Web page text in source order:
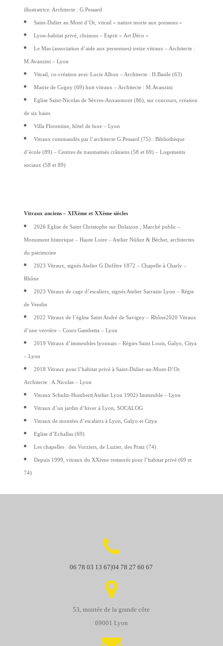
illustratrice. Architecte : G.Pessard
Saint-Didier au Mont d’Or, vitrail « nature morte aux poissons »
Lyon-habitat privé, cloisons – Esprit « Art Déco »
Le Mas (association d’aide aux personnes) treize vitraux – Architecte :
M.Avanzini – Lyon
Vitrail, co-création avec Lucie Albon – Architecte : H.Basile (63)
Mairie de Cogny (69) huit vitraux – Architecte : M.Avanzini
Eglise Saint-Nicolas de Sèvres-Anxaumont (86), sur concours, création
de six baies
Villa Florentine, hôtel de luxe – Lyon
Vitraux commandés par l’architecte G.Pessard (75) : Bibliothèque
d’école (89) – Centres de traumatisés crâniens (58 et 69) – Logements
sociaux (58 et 89)
Vitraux anciens – XIXème et XXème siècles
2026 Eglise de Saint Christophe sur Dolaizon ; Marché public –
Monument historique – Haute Loire – Atelier Núñez & Béchet, architectes
du patrimoine
2023 Vitraux, signés Atelier G.Dufêtre 1872 – Chapelle à Charly –
Rhône
2023 Vitraux de cage d’escaliers, signés Atelier Sarrasin Lyon – Régie
de Vendin
2022 Vitraux de l’église Saint André de Savigny – Rhône2020 Vitraux
d’une verrière – Cours Gambetta – Lyon
2019 Vitraux d’immeubles lyonnais – Régies Saint Louis, Galyo, Citya
– Lyon
2018 Vitraux pour l’habitat privé à Saint-Didier-au-Mont-D’Or.
Architecte : A.Nicolas – Lyon
Vitraux Schultz-Humbert(Atelier Lyon 1902) Immeuble – Lyon
Vitraux d’un jardin d’hiver à Lyon, SOCALOG
Vitraux de montées d’escaliers à Lyon, Galyo et Citya
Eglise d’Echallas (69)
Les chapelles : des Vorziers, de Luzier, des Pratz (74)
Depuis 1999, vitraux du XXème restaurés pour l’habitat privé (69 et
74)
06 78 03 13 67|04 78 27 60 67
53, montée de la grande côte
69001 Lyon